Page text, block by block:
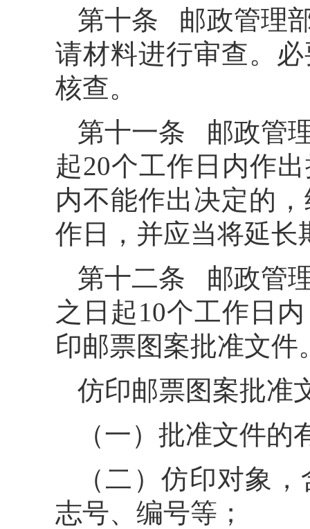
第十条 邮政管理
请材料进行审查。
核查。
第十一条 邮政管
起20个工作日内作
内不能作出决定的
作日，并应当将延长
第十二条 邮政管
之日起10个工作日
印邮票图案批准文件
仿印邮票图案批准
（一）批准文件的
（二）仿印对象
志号、编号等；